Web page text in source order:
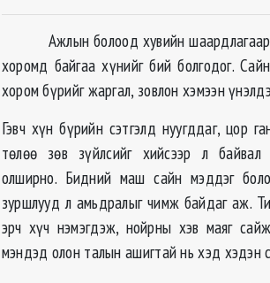
Ажлын болоод хувийн шаардлагаар
хоромд байгаа хүнийг бий болгодог.
хором бүрийг жаргал, зовлон хэмээн
Гэвч хүн бүрийн сэтгэлд нуугддаг, цор
төлөө зөв зүйлсийг хийсээр л
олширно. Бидний маш сайн мэддэг
зуршлууд л амьдралыг чимж байдаг аж.
эрч хүч нэмэгдэж, нойрны хэв маяг
мэндэд олон талын ашигтай нь хэд хэдэн